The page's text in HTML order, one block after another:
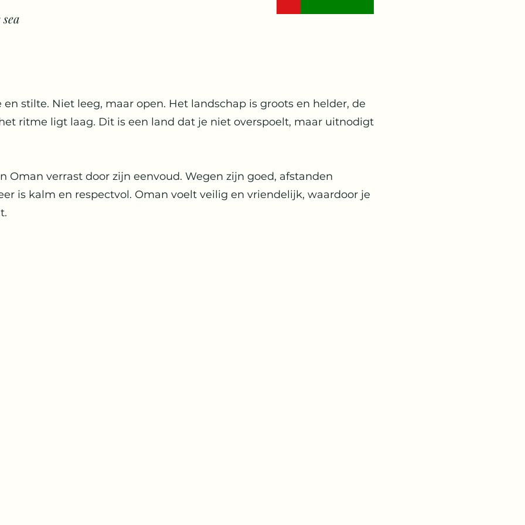
stilte. Niet leeg, maar open. Het landschap is groots en helder, de
ritme ligt laag. Dit is een land dat je niet overspoelt, maar uitnodigt
Oman verrast door zijn eenvoud. Wegen zijn goed, afstanden
is kalm en respectvol. Oman voelt veilig en vriendelijk, waardoor je